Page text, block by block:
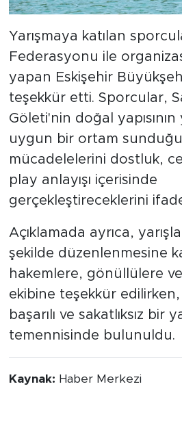
Yarışmaya katılan
Federasyonu ile
yapan Eskişehir
teşekkür etti. Sporcular,
Göleti'nin doğal yapısının
uygun bir ortam
mücadelelerini dostluk,
play anlayışı içerisinde
gerçekleştireceklerini
Açıklamada ayrıca,
şekilde düzenlenmesine
hakemlere, gönüllülere
ekibine teşekkür
başarılı ve sakatlıksız bir
temennisinde bulunuldu.
Kaynak: Haber Merkezi